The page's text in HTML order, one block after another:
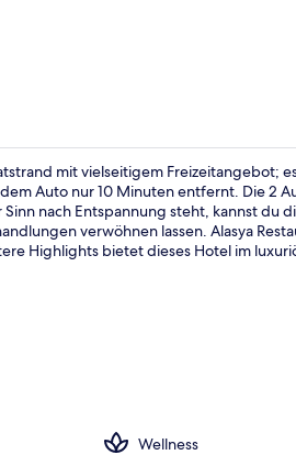
mit vielseitigem Freizeitangebot;
Auto nur 10 Minuten entfernt. Die 2
nach Entspannung steht, kannst du
verwöhnen lassen. Alasya
Highlights bietet dieses Hotel im
Wellness